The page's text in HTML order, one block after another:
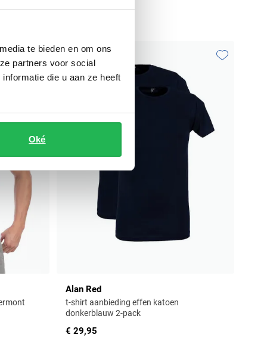
te bieden en om ons
partners voor social
die u aan ze heeft
Oké
Toevoegen aan favorieten
Alan Red
t-shirt aanbieding effen katoen
donkerblauw 2-pack
€ 29,95